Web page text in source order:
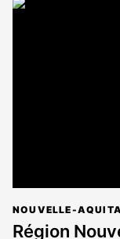
NOUVELLE-
Région